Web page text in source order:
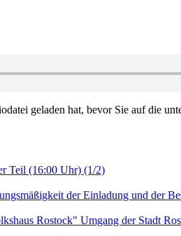
geladen hat, bevor Sie auf die
Teil (16:00 Uhr) (1/2)
der Einladung und der
Rostock" Umgang der Stadt